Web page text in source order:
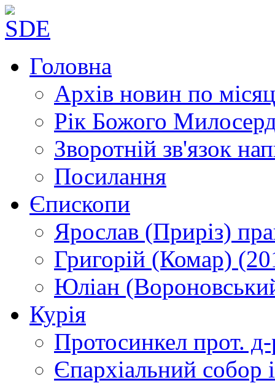
Головна
Архів новин по
Рік Божого
Зворотній зв'язок
Посилання
Єпископи
Ярослав (Приріз)
Григорій (Комар)
Юліан
Курія
Протосинкел прот.
Єпархіальний собор